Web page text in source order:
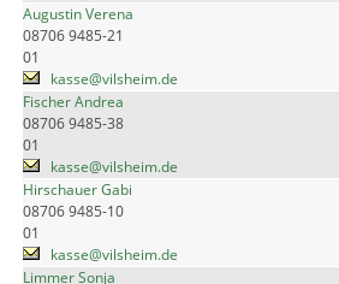
Augustin Verena
08706 9485-21
01
kasse@vilsheim.de
Fischer Andrea
08706 9485-38
01
kasse@vilsheim.de
Hirschauer Gabi
08706 9485-10
01
kasse@vilsheim.de
Limmer Sonja